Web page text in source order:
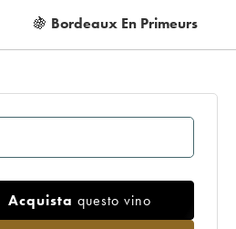
🍇 Bordeaux En Primeurs
Acquista questo vino